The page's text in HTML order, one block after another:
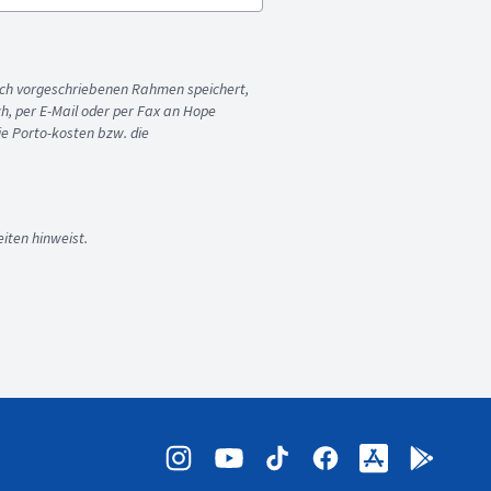
vorgeschriebenen Rahmen speichert,
per E-Mail oder per Fax an Hope
Porto-kosten bzw. die
hinweist.